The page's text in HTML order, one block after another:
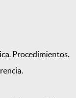
Procedimientos.